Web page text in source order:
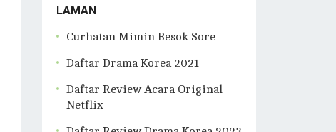
LAMAN
Curhatan Mimin Besok Sore
Daftar Drama Korea 2021
Daftar Review Acara Original
Netflix